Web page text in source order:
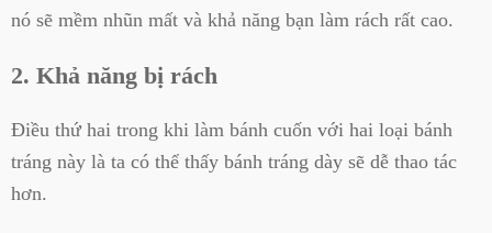
nó sẽ mềm nhũn mất và khả năng bạn làm rách rất cao.
2. Khả năng bị rách
Điều thứ hai trong khi làm bánh cuốn với hai loại bánh
tráng này là ta có thể thấy bánh tráng dày sẽ dễ thao tác
hơn.